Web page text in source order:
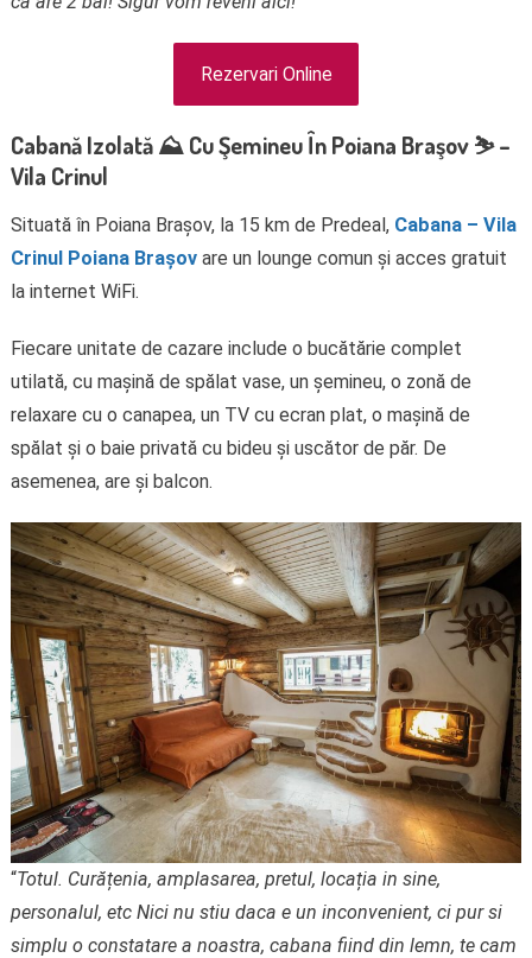
Rezervari Online
Cabană Izolată ⛰️ Cu Şemineu În Poiana Braşov ⛷️ –
Vila Crinul
Situată în Poiana Brașov, la 15 km de Predeal, Cabana – Vila
Crinul Poiana Brașovare un lounge comun și acces gratuit
la internet WiFi.
Fiecare unitate de cazare include o bucătărie complet
utilată, cu mașină de spălat vase, un șemineu, o zonă de
relaxare cu o canapea, un TV cu ecran plat, o mașină de
spălat și o baie privată cu bideu și uscător de păr. De
asemenea, are și balcon.
“Totul. Curățenia, amplasarea, pretul, locația in sine,
personalul, etc Nici nu stiu daca e un inconvenient, ci pur si
simplu o constatare a noastra, cabana fiind din lemn, te cam